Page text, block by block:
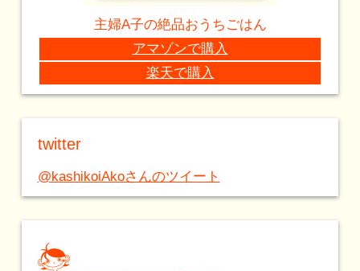
主婦A子の絶品おうちごはん
アマゾンで購入
楽天で購入
twitter
@kashikoiAkoさんのツイート